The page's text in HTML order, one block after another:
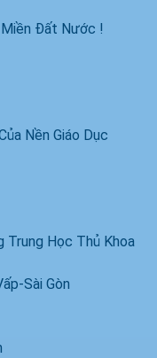
Miền Đất Nước !
Nền Giáo Dục
Trung Học Thủ Khoa
Sài Gòn